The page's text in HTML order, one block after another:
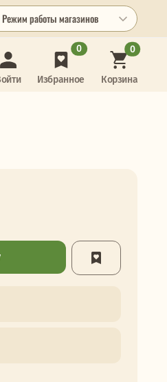
Режим работы магазинов
Избранное
0
Корзина
0